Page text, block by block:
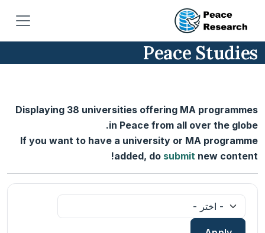
تجاوز إلى المحتوى الرئيسي
Peace Studies
Displaying 38 universities offering MA programmes
in Peace from all over the globe.
If you want to have a university or MA programme
added, do submit new content!